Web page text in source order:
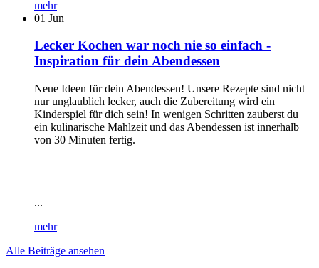
mehr
01 Jun
Lecker Kochen war noch nie so einfach -
Inspiration für dein Abendessen
Neue Ideen für dein Abendessen! Unsere Rezepte sind nicht
nur unglaublich lecker, auch die Zubereitung wird ein
Kinderspiel für dich sein! In wenigen Schritten zauberst du
ein kulinarische Mahlzeit und das Abendessen ist innerhalb
von 30 Minuten fertig.
...
mehr
Alle Beiträge ansehen